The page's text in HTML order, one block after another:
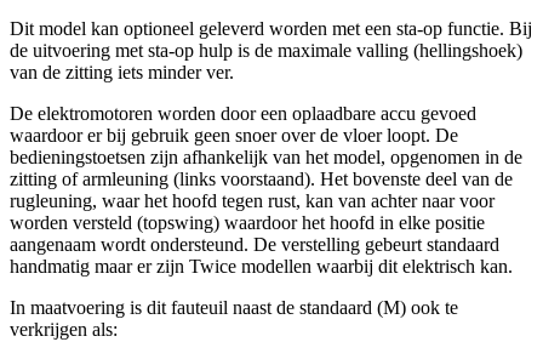
Dit model kan optioneel geleverd worden met een sta-op functie. Bij
de uitvoering met sta-op hulp is de maximale valling (hellingshoek)
van de zitting iets minder ver.
De elektromotoren worden door een oplaadbare accu gevoed
waardoor er bij gebruik geen snoer over de vloer loopt. De
bedieningstoetsen zijn afhankelijk van het model, opgenomen in de
zitting of armleuning (links voorstaand). Het bovenste deel van de
rugleuning, waar het hoofd tegen rust, kan van achter naar voor
worden versteld (topswing) waardoor het hoofd in elke positie
aangenaam wordt ondersteund. De verstelling gebeurt standaard
handmatig maar er zijn Twice modellen waarbij dit elektrisch kan.
In maatvoering is dit fauteuil naast de standaard (M) ook te
verkrijgen als: